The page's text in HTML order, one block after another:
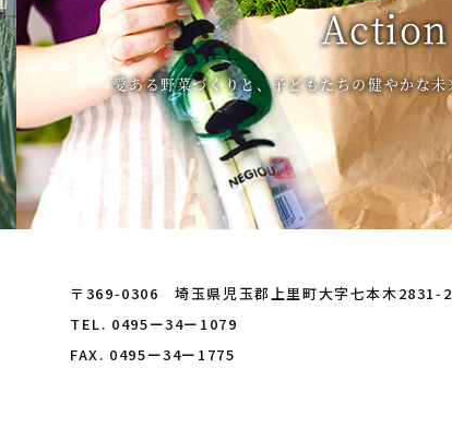
Action
愛ある野菜づくりと、子どもたちの健やかな
〒369‑0306 埼玉県児玉郡上里町大字七本木2831‑2
TEL. 0495ー34ー1079
FAX. 0495ー34ー1775